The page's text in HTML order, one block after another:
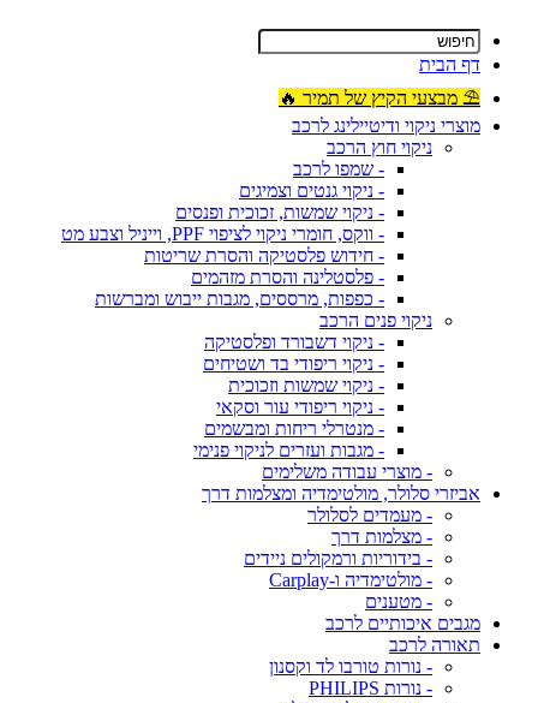
דף הבית
⛱ מבצעי הקיץ של תמיר 🔥
מוצרי ניקוי ודיטיילינג לרכב
ניקוי חוץ הרכב
- שמפו לרכב
- ניקוי גנטים וצמיגים
- ניקוי שמשות, זכוכית ופנסים
- ווקס, חומרי ניקוי לציפוי PPF, וייניל וצבע מט
- חידוש פלסטיקה והסרת שריטות
- פלסטלינה והסרת מזהמים
- כפפות, מרססים, מגבות ייבוש ומברשות
ניקוי פנים הרכב
- ניקוי דשבורד ופלסטיקה
- ניקוי ריפודי בד ושטיחים
- ניקוי שמשות וזכוכית
- ניקוי ריפודי עור וסקאי
- מנטרלי ריחות ומבשמים
- מגבות ועזרים לניקוי פנימי
- מוצרי עבודה משלימים
אביזרי סלולר, מולטימדיה ומצלמות דרך
- מעמדים לסלולר
- מצלמות דרך
- בידוריות ורמקולים ניידים
- מולטימדיה ו-Carplay
- מטענים
מגבים איכותיים לרכב
תאורה לרכב
- נורות טורבו לד וקסנון
- נורות PHILIPS